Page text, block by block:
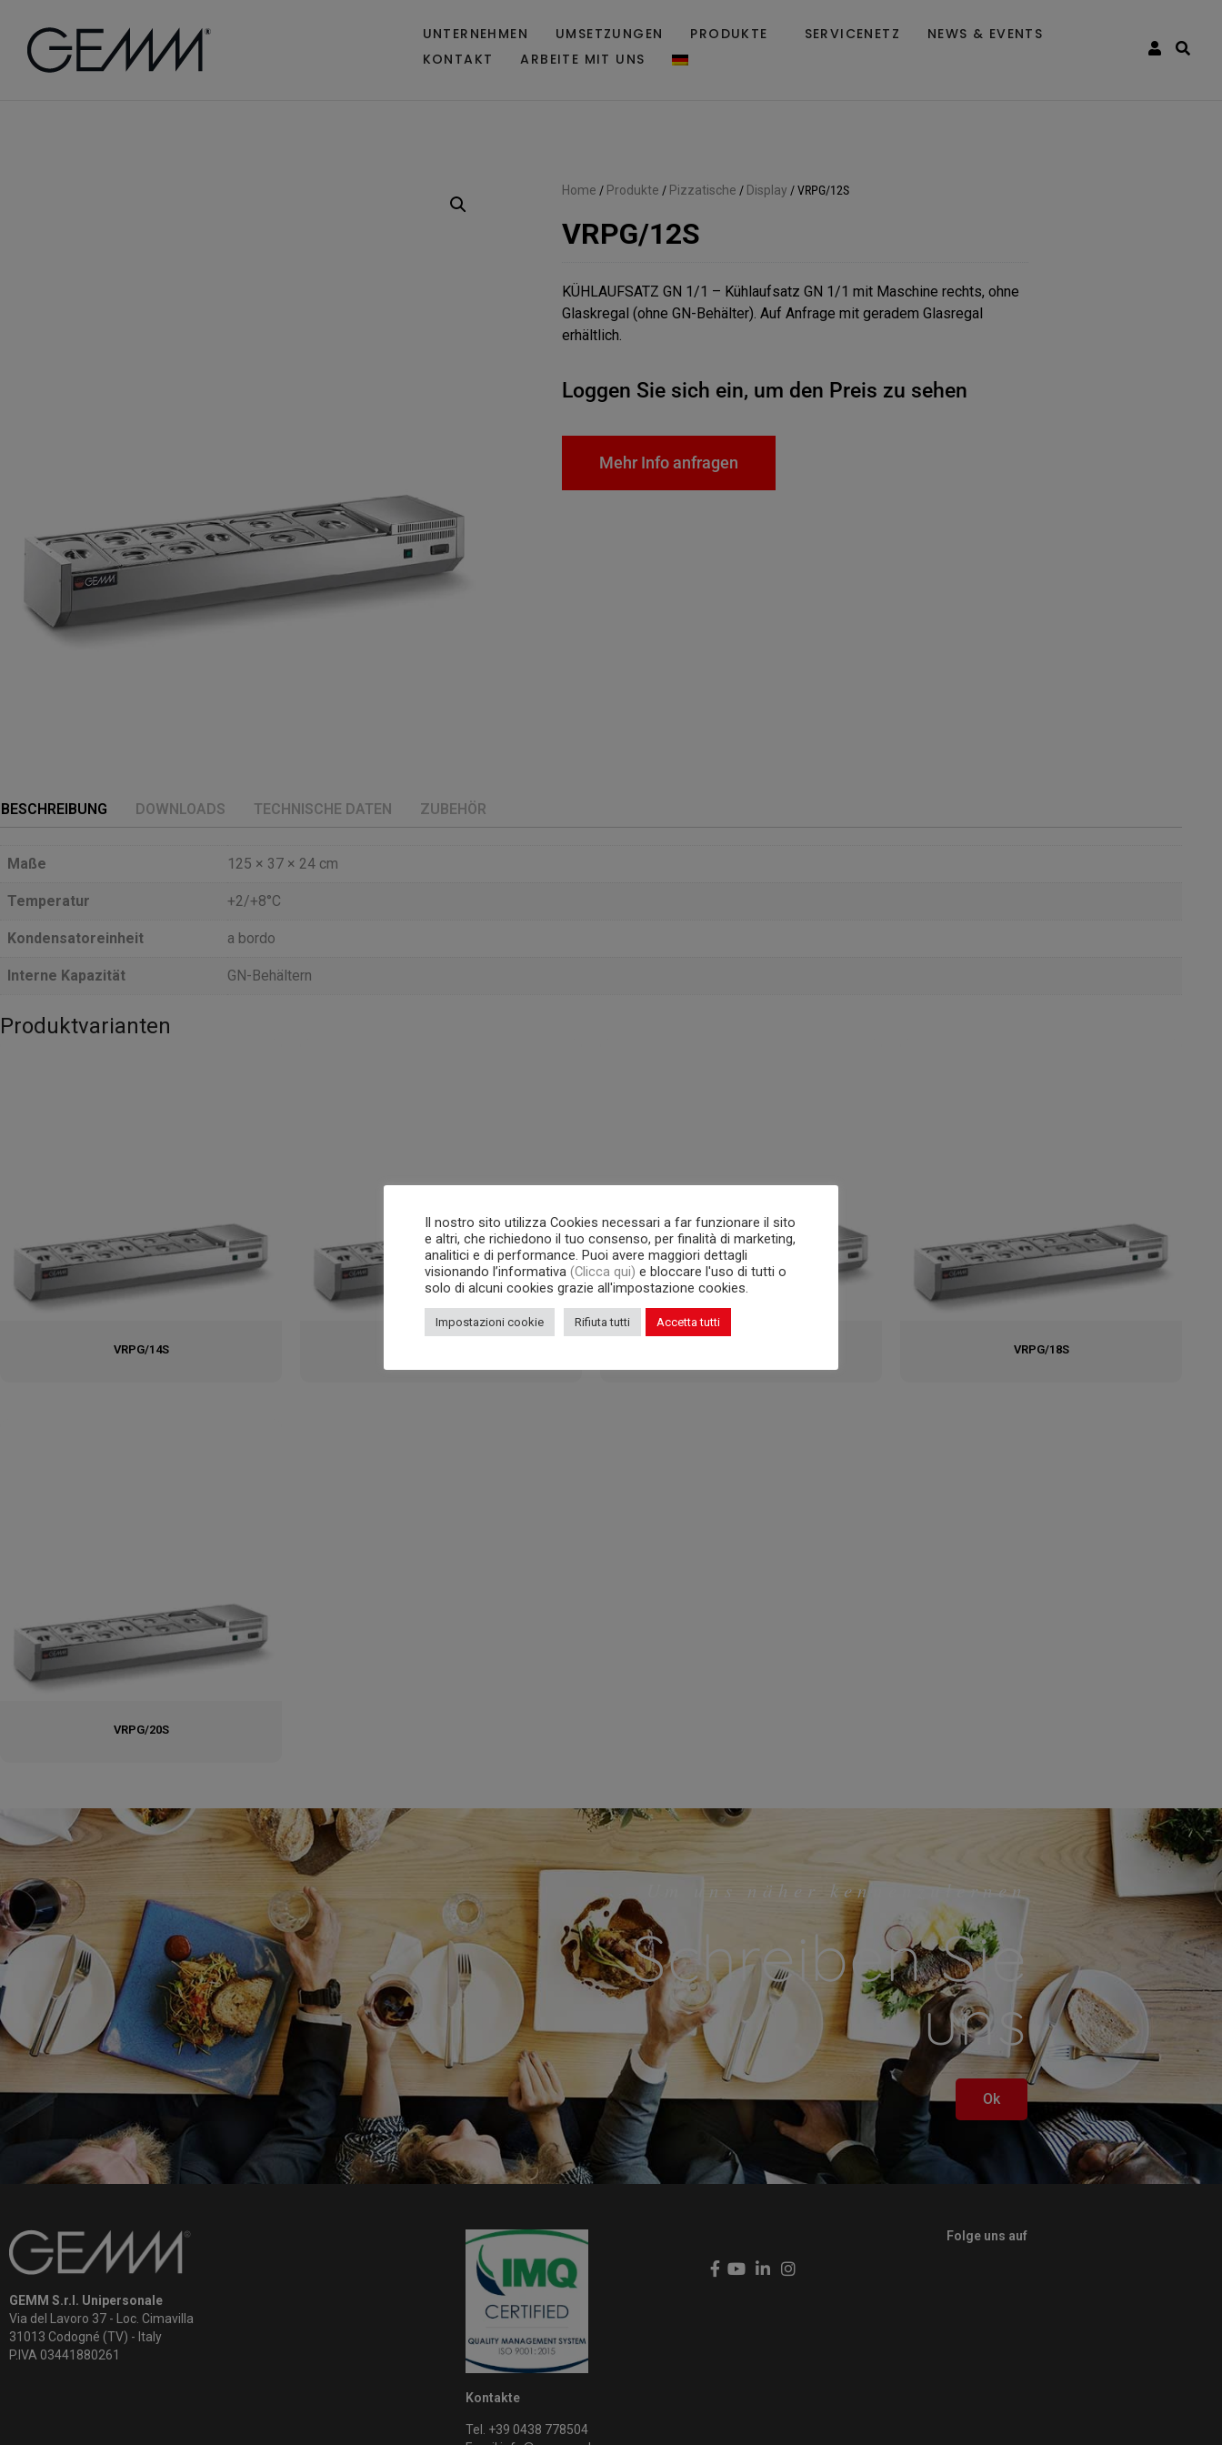
UNTERNEHMEN UMSETZUNGEN PRODUKTE SERVICENETZ
NEWS & EVENTS
KONTAKT
ARBEITE MIT UNS
Home / Produkte / Pizzatische / Display /VRPG/12S
VRPG/12S
KÜHLAUFSATZ GN 1/1 – Kühlaufsatz GN 1/1 mit Maschine rechts, ohne
Glaskregal (ohne GN-Behälter). Auf Anfrage mit geradem Glasregal
erhältlich.
Loggen Sie sich ein, um den Preis zu sehen
Mehr Info anfragen
BESCHREIBUNG DOWNLOADS TECHNISCHE DATEN ZUBEHÖR
Maße 125 × 37 × 24 cm
Temperatur +2/+8°C
Kondensatoreinheit a bordo
Interne Kapazität GN-Behältern
Produktvarianten
VRPG/14S VRPG/18S
VRPG/20S
Um uns näher kennenzulernen
Schreiben Sie
uns
Ok
GEMM S.r.l. Unipersonale
Via del Lavoro 37 - Loc. Cimavilla
31013 Codogné (TV) - Italy
P.IVA 03441880261
Kontakte
Tel. +39 0438 778504
Folge uns auf
Il nostro sito utilizza Cookies necessari a far funzionare il sito
e altri, che richiedono il tuo consenso, per finalità di marketing,
analitici e di performance. Puoi avere maggiori dettagli
visionando l’informativa (Clicca qui) e bloccare l'uso di tutti o
solo di alcuni cookies grazie all'impostazione cookies.
Impostazioni cookie Rifiuta tutti Accetta tutti